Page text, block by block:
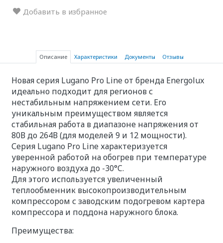
Добавить в избранное
Описание Характеристики Документы Отзывы
Новая серия Lugano Pro Line от бренда Energolux
идеально подходит для регионов с
нестабильным напряжением сети. Его
уникальным преимуществом является
стабильная работа в диапазоне напряжения от
80В до 264В (для моделей 9 и 12 мощности).
Серия Lugano Pro Line характеризуется
уверенной работой на обогрев при температуре
наружного воздуха до -30°C.
Для этого используется увеличенный
теплообменник высокопроизводительным
компрессором с заводским подогревом картера
компрессора и поддона наружного блока.
Преимущества: